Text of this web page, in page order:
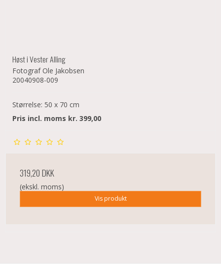
Høst i Vester Alling
Fotograf Ole Jakobsen
20040908-009
Størrelse: 50 x 70 cm
Pris incl. moms kr. 399,00
319,20 DKK
(ekskl. moms)
Vis produkt